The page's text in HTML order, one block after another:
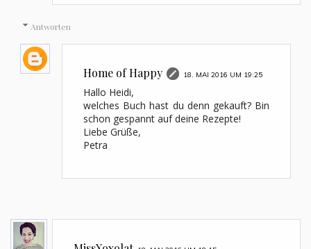
Antworten
Home of Happy 18. MAI 2016 UM 19:25
Hallo Heidi,
welches Buch hast du denn gekauft? Bin
schon gespannt auf deine Rezepte!
Liebe Grüße,
Petra